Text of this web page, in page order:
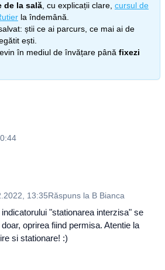
de la sală , cu explicații clare, cursul de
la îndemână.
știi ce ai parcurs, ce mai ai de
ești.
în mediul de învățare până fixezi
13:35Răspuns la B Bianca
"stationarea interzisa" se
oprirea fiind permisa. Atentie la
si stationare! :)